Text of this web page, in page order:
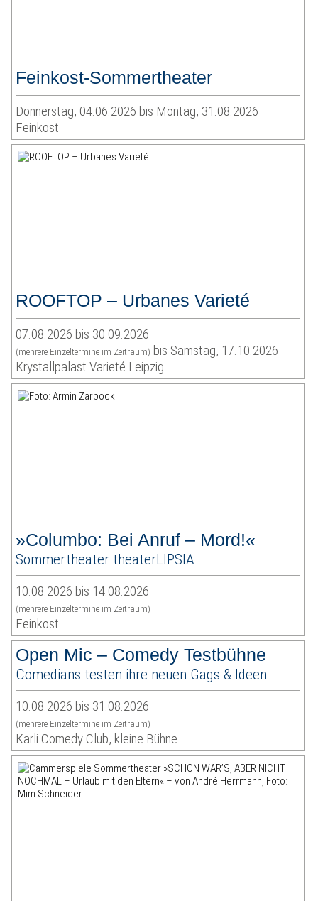
Feinkost-Sommertheater
Donnerstag, 04.06.2026 bis Montag, 31.08.2026
Feinkost
ROOFTOP – Urbanes Varieté
07.08.2026 bis 30.09.2026
(mehrere Einzeltermine im Zeitraum) bis Samstag, 17.10.2026
Krystallpalast Varieté Leipzig
»Columbo: Bei Anruf – Mord!«
Sommertheater theaterLIPSIA
10.08.2026 bis 14.08.2026
(mehrere Einzeltermine im Zeitraum)
Feinkost
Open Mic – Comedy Testbühne
Comedians testen ihre neuen Gags & Ideen
10.08.2026 bis 31.08.2026
(mehrere Einzeltermine im Zeitraum)
Karli Comedy Club, kleine Bühne